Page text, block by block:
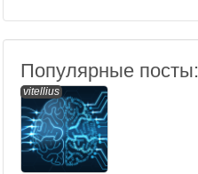
Популярные посты:
vitellius